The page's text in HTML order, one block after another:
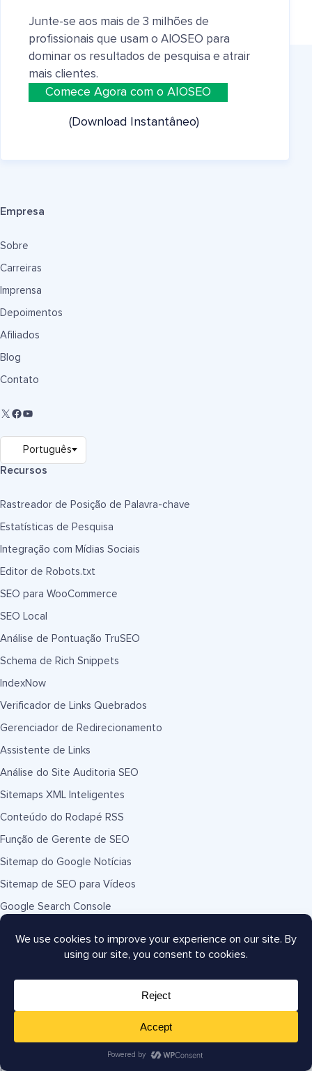
Junte-se aos mais de 3 milhões de
profissionais que usam o AIOSEO para
dominar os resultados de pesquisa e atrair
mais clientes.
Comece Agora com o AIOSEO
(Download Instantâneo)
Empresa
Sobre
Carreiras
Imprensa
Depoimentos
Afiliados
Blog
Contato
Recursos
Rastreador de Posição de Palavra-chave
Estatísticas de Pesquisa
Integração com Mídias Sociais
Editor de Robots.txt
SEO para WooCommerce
SEO Local
Análise de Pontuação TruSEO
Schema de Rich Snippets
IndexNow
Verificador de Links Quebrados
Gerenciador de Redirecionamento
Assistente de Links
Análise do Site Auditoria SEO
Sitemaps XML Inteligentes
Conteúdo do Rodapé RSS
Função de Gerente de SEO
Sitemap do Google Notícias
Sitemap de SEO para Vídeos
Google Search Console
Links Úteis
Documentação